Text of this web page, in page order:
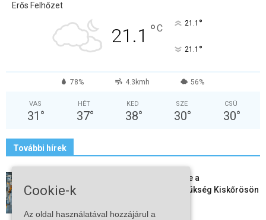
Erős Felhőzet
21.1 °C 21.1 °
21.1 °
78% 4.3kmh 56%
VAS
31 °
HÉT
37°
KED
38°
SZE
30°
CSÜ
30°
További hírek
Aktuális állásajánlatok: ezekre a
munkavállalókra van most szükség Kiskőrösön
2026-08-07
Cookie-k
Az oldal használatával hozzájárul a